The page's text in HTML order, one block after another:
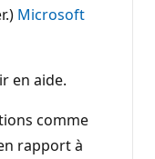
Microsoft
en aide.
comme
rapport à